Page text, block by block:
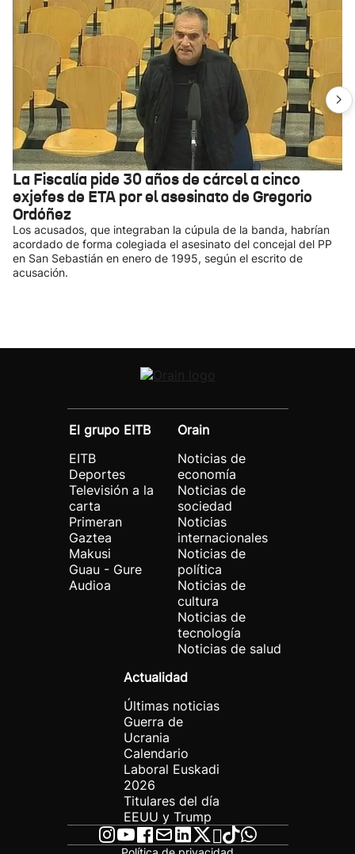
La Fiscalía pide 30 años de cárcel a cinco
exjefes de ETA por el asesinato de Gregorio
Ordóñez
Los acusados, que integraban la cúpula de la banda, habrían
acordado de forma colegiada el asesinato del concejal del PP
en San Sebastián en enero de 1995, según el escrito de
acusación.
El grupo EITB
EITB
Deportes
Televisión a la
carta
Primeran
Gaztea
Makusi
Guau - Gure
Audioa
Orain
Noticias de
economía
Noticias de
sociedad
Noticias
internacionales
Noticias de
política
Noticias de
cultura
Noticias de
tecnología
Noticias de salud
Actualidad
Últimas noticias
Guerra de
Ucrania
Calendario
Laboral Euskadi
2026
Titulares del día
EEUU y Trump